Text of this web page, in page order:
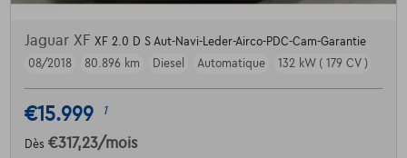
Jaguar XF XF 2.0 D S Aut-Navi-Leder-Airco-PDC-Cam-Garantie
08/2018
80.896 km Diesel Automatique 132 kW ( 179 CV )
€15.999 1
Dès €317,23/mois